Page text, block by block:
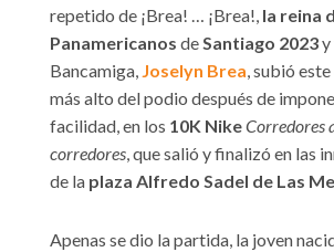
repetido de ¡Brea! … ¡Brea!, la reina
Panamericanos deSantiago 2023y
Bancamiga, Joselyn Brea, subió
más alto del podio después de
facilidad, en los 10K NikeCorredores
corredores, que salió y finalizó en las
de la plaza Alfredo Sadel de Las
Apenas se dio la partida, la joven